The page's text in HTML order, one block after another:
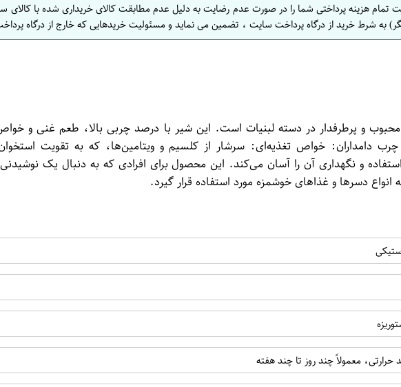
تمام هزینه پرداختی شما را در صورت عدم رضایت به دلیل عدم مطابقت کالای خریداری شده با
به شرط خرید از درگاه پرداخت سایت ، تضمین می نماید و مسئولیت خریدهایی که خارج از درگاه
محصولات محبوب و پرطرفدار در دسته لبنیات است. این شیر با درصد چربی بالا، طعم غنی و
دامداران: خواص تغذیه‌ای: سرشار از کلسیم و ویتامین‌ها، که به تقویت
و نگهداری آن را آسان می‌کند. این محصول برای افرادی که به دنبال یک
انواع دسرها و غذاهای خوشمزه مورد استفاده قرار گیرد.
حرارتی، معمولاً چند روز تا چند هفته